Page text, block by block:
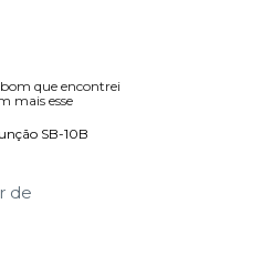
que encontrei
mais esse
SB-10B
de